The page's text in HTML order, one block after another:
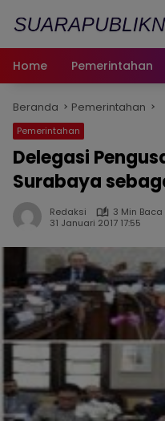
Home
Pemerintahan
Beranda Pemerintahan
Pemerintahan
Delegasi
Surabaya
Redaksi
3 Min Baca
31 Januari 2017 17:55